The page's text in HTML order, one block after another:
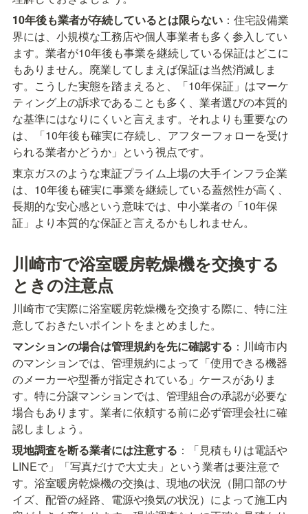
10年後も業者が存続しているとは限らない ：住宅設備業
界には、小規模な工務店や個人事業者も多く参入してい
ます。業者が10年後も事業を継続している保証はどこに
もありません。廃業してしまえば保証は当然消滅しま
す。こうした実態を踏まえると、「10年保証」はマーケ
ティング上の訴求であることも多く、業者選びの本質的
な基準にはなりにくいと言えます。それよりも重要なの
は、「10年後も確実に存続し、アフターフォローを受け
られる業者かどうか」という視点です。
東京ガスのような東証プライム上場の大手インフラ企業
は、10年後も確実に事業を継続している蓋然性が高く、
長期的な安心感という意味では、中小業者の「10年保
証」より本質的な保証と言えるかもしれません。
川崎市で浴室暖房乾燥機を交換する
ときの注意点
川崎市で実際に浴室暖房乾燥機を交換する際に、特に注
意しておきたいポイントをまとめました。
マンションの場合は管理規約を先に確認する ：川崎市内
のマンションでは、管理規約によって「使用できる機器
のメーカーや型番が指定されている」ケースがありま
す。特に分譲マンションでは、管理組合の承認が必要な
場合もあります。業者に依頼する前に必ず管理会社に確
認しましょう。
現地調査を断る業者には注意する ：「見積もりは電話や
LINEで」「写真だけで大丈夫」という業者は要注意で
す。浴室暖房乾燥機の交換は、現地の状況（開口部のサ
イズ、配管の経路、電源や換気の状況）によって施工内